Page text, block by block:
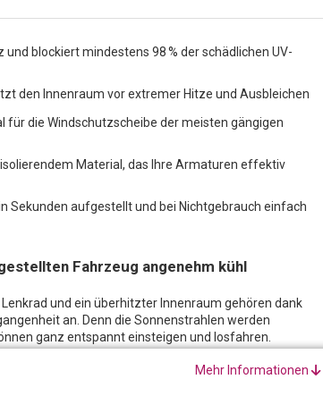
blockiert mindestens 98 % der schädlichen UV-
den Innenraum vor extremer Hitze und Ausbleichen
für die Windschutzscheibe der meisten gängigen
Material, das Ihre Armaturen effektiv
Sekunden aufgestellt und bei Nichtgebrauch einfach
Fahrzeug angenehm kühl
Lenkrad und ein überhitzter Innenraum gehören dank
an. Denn die Sonnenstrahlen werden
ganz entspannt einsteigen und losfahren.
ist mit wenigen Handgriffen montiert.
auf. Danach muss der Sonnenschutz nur noch
Mehr Informationen